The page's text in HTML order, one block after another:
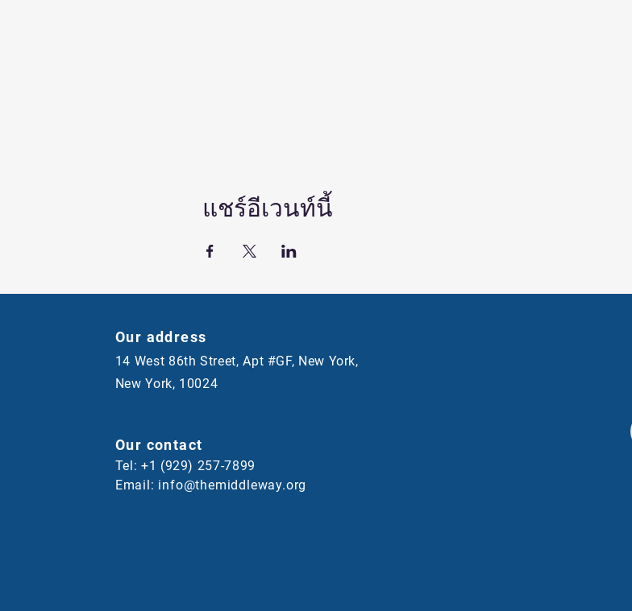
แชร์อีเวนท์นี้
Our address
14 West 86th Street, Apt #GF, New York,
New York, 10024
Our contact
Tel: +1 (929) 257-7899
Email: info@themiddleway.org